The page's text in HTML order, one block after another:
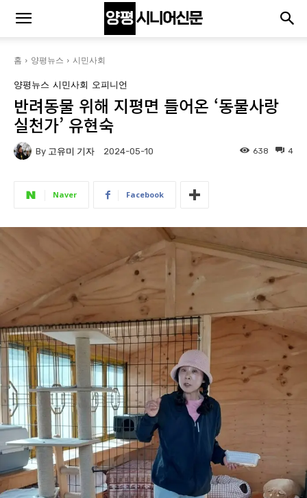
홈 양평뉴스 시민사회
양평뉴스 시민사회 오피니언
반려동물 위해 지평면 들어온 ‘동물사랑
실천가’ 유현숙
By 고유미 기자 2024-05-10 4
638
Naver Facebook